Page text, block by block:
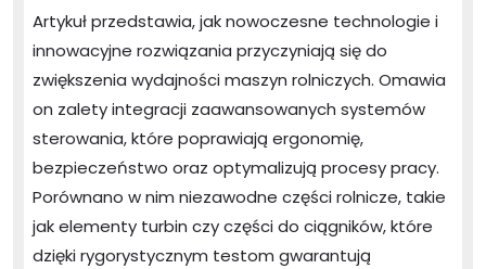
–
wybierz
niezawodne
rozwiązania
dla
Twoich
maszyn
Artykuł przedstawia, jak nowoczesne technologie i
innowacyjne rozwiązania przyczyniają się do
zwiększenia wydajności maszyn rolniczych. Omawia
on zalety integracji zaawansowanych systemów
sterowania, które poprawiają ergonomię,
bezpieczeństwo oraz optymalizują procesy pracy.
Porównano w nim niezawodne części rolnicze, takie
jak elementy turbin czy części do ciągników, które
dzięki rygorystycznym testom gwarantują